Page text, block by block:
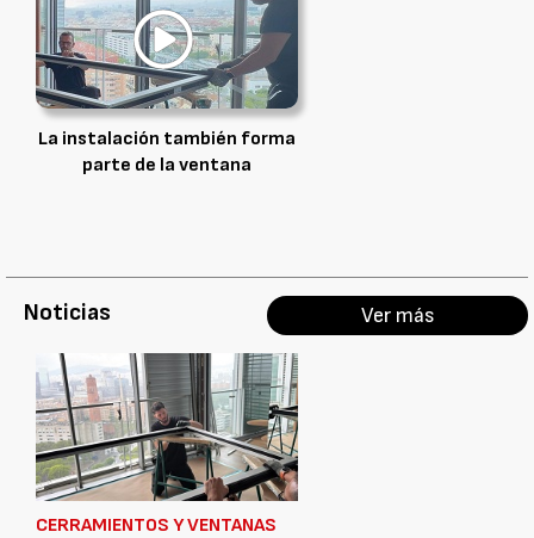
La instalación también forma
parte de la ventana
Noticias Ver más
CERRAMIENTOS Y VENTANAS